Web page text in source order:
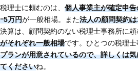
税理士に頼むのは、 個人事業主が確定申
ｰ5万円が一般相場。また法人の顧問契約
決算は、顧問契約のない税理士事務所に頼
がそれぞれ一般相場です。ひとつの税理
プランが用意されているので、詳しくは
てくださいね。